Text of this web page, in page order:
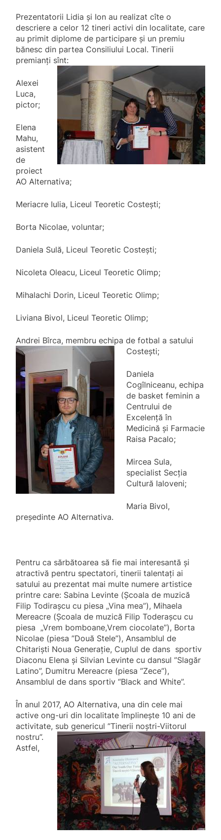
Prezentatorii Lidia și Ion au realizat cîte o
descriere a celor 12 tineri activi din localitate, care
au primit diplome de participare și un premiu
bănesc din partea Consiliului Local. Tinerii
premianți sînt:
Alexei
Luca,
pictor;
Elena
Mahu,
asistent
de
proiect
AO Alternativa;
Meriacre Iulia, Liceul Teoretic Costești;
Borta Nicolae, voluntar;
Daniela Sulă, Liceul Teoretic Costești;
Nicoleta Oleacu, Liceul Teoretic Olimp;
Mihalachi Dorin, Liceul Teoretic Olimp;
Liviana Bivol, Liceul Teoretic Olimp;
Andrei Bîrca, membru echipa de fotbal a satului
Costești;
Daniela
Cogîlniceanu, echipa
de basket feminin a
Centrului de
Excelență în
Medicină și Farmacie
Raisa Pacalo;
Mircea Sula,
specialist Secția
Cultură Ialoveni;
Maria Bivol,
președinte AO Alternativa.
Pentru ca sărbătoarea să fie mai interesantă și
atractivă pentru spectatori, tinerii talentați ai
satului au prezentat mai multe numere artistice
printre care: Sabina Levinte (Școala de muzică
Filip Todirașcu cu piesa „Vina mea”), Mihaela
Mereacre (Școala de muzică Filip Toderașcu cu
piesa „Vrem bomboane,Vrem ciocolate”), Borta
Nicolae (piesa ”Două Stele”), Ansamblul de
Chitariști Noua Generație, Cuplul de dans sportiv
Diaconu Elena și Silvian Levinte cu dansul ”Slagăr
Latino”, Dumitru Mereacre (piesa ”Zece”),
Ansamblul de dans sportiv “Black and White”.
În anul 2017, AO Alternativa, una din cele mai
active ong-uri din localitate împlinește 10 ani de
activitate, sub genericul ”Tinerii noștri-Viitorul
nostru”.
Astfel,